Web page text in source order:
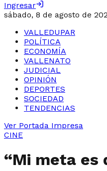
Ingresar
sábado, 8 de agosto de
VALLEDUPAR
POLÍTICA
ECONOMÍA
VALLENATO
JUDICIAL
OPINIÓN
DEPORTES
SOCIEDAD
TENDENCIAS
Ver Portada Impresa
CINE
“Mi meta es